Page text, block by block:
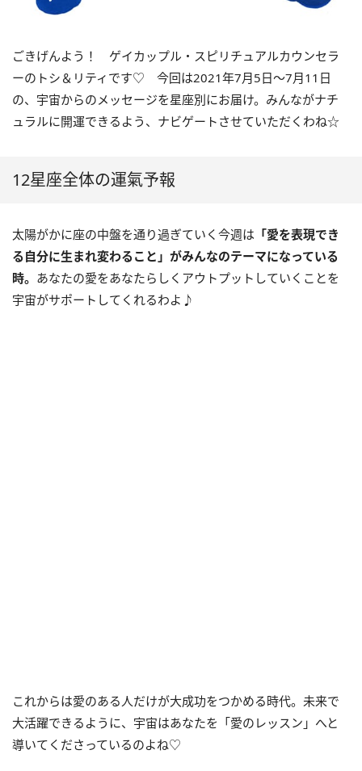
ごきげんよう！ ゲイカップル・スピリチュアルカウンセラ
ーのトシ＆リティです♡ 今回は2021年7月5日〜7月11 日
の、宇宙からのメッセージを星座別にお届け。みんながナチ
ュラルに開運できるよう、ナビゲートさせていただくわね☆
12星座全体の運氣予報
太陽がかに座の中盤を通り過ぎていく今週は 「愛を表現でき
る自分に生まれ変わること」がみんなのテーマになっている
時。 あなたの愛をあなたらしくアウトプットしていくことを
宇宙がサポートしてくれるわよ♪
これからは愛のある人だけが大成功をつかめる時代。未来で
大活躍できるように、宇宙はあなたを「愛のレッスン」へと
導いてくださっているのよね♡